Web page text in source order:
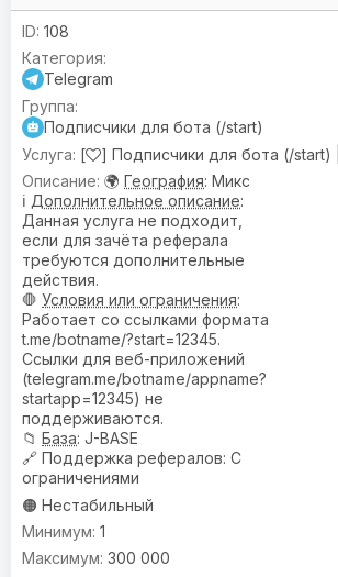
108
Telegram
Подписчики для бота (/start)
[
] Подписчики для бота (/start) |
🌍 География: Микс
ℹ️ Дополнительное описание:
Данная услуга не подходит,
если для зачёта реферала
требуются дополнительные
действия.
🛑 Условия или ограничения:
Работает со ссылками формата
t.me/botname/?start=12345.
Ссылки для веб-приложений
(telegram.me/botname/appname?
startapp=12345) не
поддерживаются.
📁 База: J-BASE
🔗 Поддержка рефералов: С
ограничениями
🟠 Нестабильный
1
300 000